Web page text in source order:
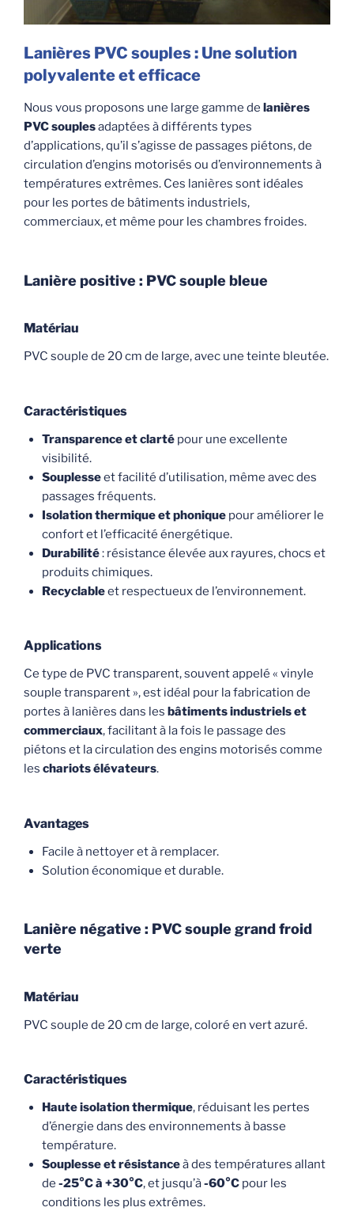
Lanières PVC souples : Une solution
polyvalente et efficace
Nous vous proposons une large gamme de lanières
PVC souplesadaptées à différents types
d’applications, qu’il s’agisse de passages piétons, de
circulation d’engins motorisés ou d’environnements à
températures extrêmes. Ces lanières sont idéales
pour les portes de bâtiments industriels,
commerciaux, et même pour les chambres froides.
Lanière positive : PVC souple bleue
Matériau
PVC souple de 20 cm de large, avec une teinte bleutée.
Caractéristiques
Transparence et clartépour une excellente
visibilité.
Souplesseet facilité d’utilisation, même avec des
passages fréquents.
Isolation thermique et phoniquepour améliorer le
confort et l’efficacité énergétique.
Durabilité: résistance élevée aux rayures, chocs et
produits chimiques.
Recyclableet respectueux de l’environnement.
Applications
Ce type de PVC transparent, souvent appelé « vinyle
souple transparent », est idéal pour la fabrication de
portes à lanières dans les bâtiments industriels et
commerciaux, facilitant à la fois le passage des
piétons et la circulation des engins motorisés comme
les chariots élévateurs.
Avantages
Facile à nettoyer et à remplacer.
Solution économique et durable.
Lanière négative : PVC souple grand froid
verte
Matériau
PVC souple de 20 cm de large, coloré en vert azuré.
Caractéristiques
Haute isolation thermique, réduisant les pertes
d’énergie dans des environnements à basse
température.
Souplesse et résistanceà des températures allant
de -25°C à +30°C, et jusqu’à-60°Cpour les
conditions les plus extrêmes.